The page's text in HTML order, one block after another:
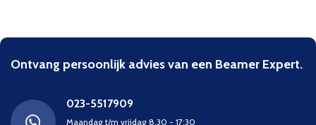
Ontvang persoonlijk advies van een Beamer Expert.
023-5517909
Maandag t/m vrijdag 8.30 - 17:30